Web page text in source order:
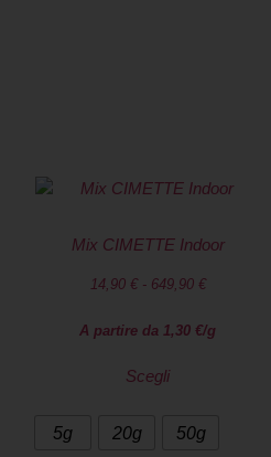
Mix CIMETTE Indoor
14,90 € - 649,90 €
A partire da 1,30 €/g
Scegli
5g 20g 50g